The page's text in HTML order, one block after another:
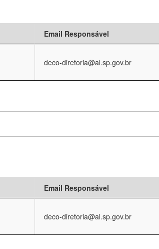
Email Responsável
deco-diretoria@al.sp.gov.br
Email Responsável
deco-diretoria@al.sp.gov.br